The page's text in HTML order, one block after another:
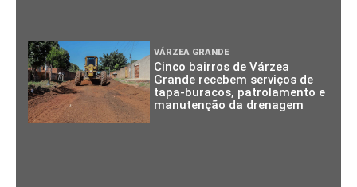
VÁRZEA GRANDE
Cinco bairros de Várzea
Grande recebem serviços de
tapa-buracos, patrolamento e
manutenção da drenagem